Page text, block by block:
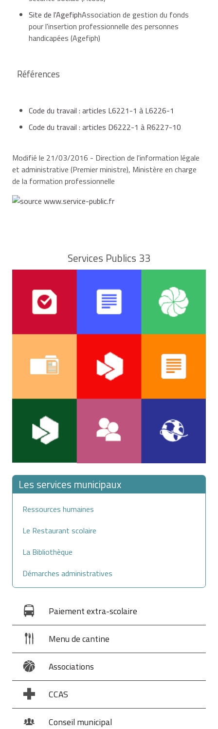
Site de l'AgefiphAssociation de gestion du fonds
pour l'insertion professionnelle des personnes
handicapées (Agefiph)
Références
Code du travail : articles L6221-1 à L6226-1
Code du travail : articles D6222-1 à R6227-10
Modifié le 21/03/2016 - Direction de l'information légale
et administrative (Premier ministre), Ministère en charge
de la formation professionnelle
Services Publics 33
Les services municipaux
Ressources humaines
Le Restaurant scolaire
La Bibliothèque
Démarches administratives
Paiement extra-scolaire
Menu de cantine
Associations
CCAS
Conseil municipal